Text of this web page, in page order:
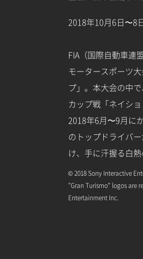
2018年10月6日〜8
FIA（国際自動車連
モータースポーツ
プ」。本大会の中
カップ戦「ネイシ
2018年6月〜9月に
のトップドライバ
け、手に汗握る白
© 2018 Sony Interactive
"Gran Turismo" logos are
Entertainment Inc.